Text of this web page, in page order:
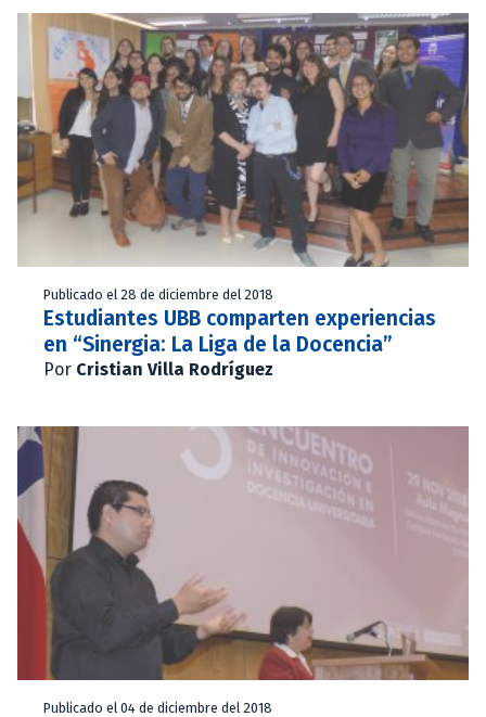
Publicado el 28 de diciembre del 2018
Estudiantes UBB comparten experiencias
en “Sinergia: La Liga de la Docencia”
Por Cristian Villa Rodríguez
Publicado el 04 de diciembre del 2018